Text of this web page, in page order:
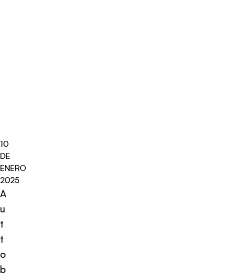
10
DE
ENERO
2025
A
u
t
t
o
b